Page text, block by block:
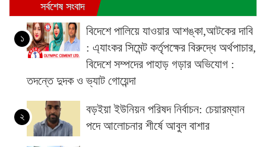
সর্বশেষ সংবাদ
১
বিদেশে পালিয়ে যাওয়ার আশঙ্কা,আটকের দাবি
: এ্যাংকর সিমেন্ট কর্তৃপক্ষের বিরুদ্ধে অর্থপাচার,
বিদেশে সম্পদের পাহাড় গড়ার অভিযোগ :
তদন্তে দুদক ও ভ্যাট গোয়েন্দা
২
বড়ইয়া ইউনিয়ন পরিষদ নির্বাচন: চেয়ারম্যান
পদে আলোচনার শীর্ষে আবুল বাশার